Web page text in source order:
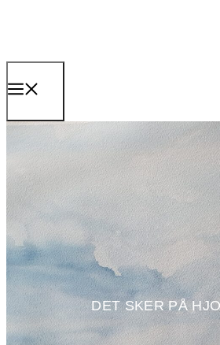
indhold
DET SKER PÅ